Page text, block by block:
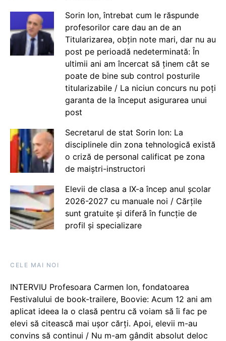
Sorin Ion, întrebat cum le răspunde
profesorilor care dau an de an
Titularizarea, obțin note mari, dar nu au
post pe perioadă nedeterminată: În
ultimii ani am încercat să ținem cât se
poate de bine sub control posturile
titularizabile / La niciun concurs nu poți
garanta de la început asigurarea unui
post
Secretarul de stat Sorin Ion: La
disciplinele din zona tehnologică există
o criză de personal calificat pe zona
de maiștri-instructori
Elevii de clasa a IX-a încep anul școlar
2026-2027 cu manuale noi / Cărțile
sunt gratuite și diferă în funcție de
profil și specializare
CELE MAI NOI
INTERVIU Profesoara Carmen Ion, fondatoarea
Festivalului de book-trailere, Boovie: Acum 12 ani am
aplicat ideea la o clasă pentru că voiam să îi fac pe
elevi să citească mai ușor cărți. Apoi, elevii m-au
convins să continui / Nu m-am gândit absolut deloc